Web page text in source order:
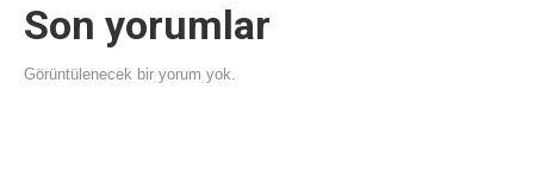
Son yorumlar
Görüntülenecek bir yorum yok.